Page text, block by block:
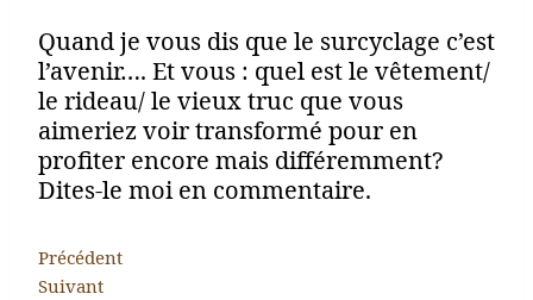
Quand je vous dis que le surcyclage c’est
l’avenir…. Et vous : quel est le vêtement/
le rideau/ le vieux truc que vous
aimeriez voir transformé pour en
profiter encore mais différemment?
Dites-le moi en commentaire.
Précédent
Suivant